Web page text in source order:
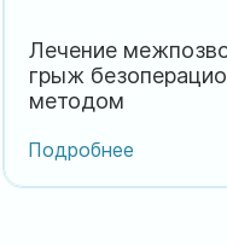
Лечение
грыж
методом
Подробнее